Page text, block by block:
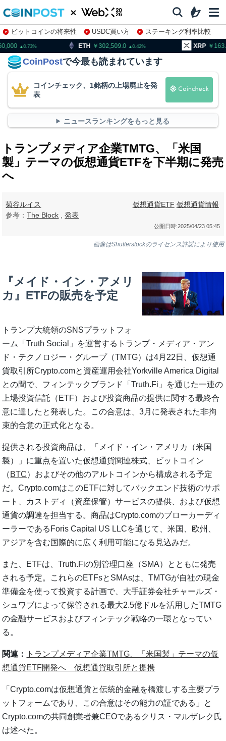
ビットコインの将来性 USDC買い方
ステーキング利率比較
株特集・関連銘柄
ETH 302,509.0 XRP 163.44
CoinPostで今最も読まれています
コインチェック、1銘柄の上場廃止を発
表
ニュースランキングをもっと見る
トランプメディア企業TMTG、「米国
製」テーマの仮想通貨ETFを下半期に発売
へ
菊谷ルイス
参考：The Block ,発表
仮想通貨ETF 仮想通貨情報
公開日時:2025/04/23 05:45
画像はShutterstockのライセンス許諾により使用
『メイド・イン・アメリ
カ』ETFの販売を予定
トランプ大統領のSNSプラットフォ
ーム「Truth Social」を運営するトランプ・メディア・アン
ド・テクノロジー・グループ（TMTG）は4月22日、仮想通
貨取引所Crypto.comと資産運用会社Yorkville America Digital
との間で、フィンテックブランド「Truth.Fi」を通じた一連の
上場投資信託（ETF）および投資商品の提供に関する最終合
意に達したと発表した。この合意は、3月に発表された非拘
束的合意の正式化となる。
提供される投資商品は、「メイド・イン・アメリカ（米国
製）」に重点を置いた仮想通貨関連株式、ビットコイン
（ BTC）およびその他のアルトコインから構成される予定
だ。Crypto.comはこのETFに対してバックエンド技術のサポ
ート、カストディ（資産保管）サービスの提供、および仮想
通貨の調達を担当する。商品はCrypto.comのブローカーディ
ーラーであるForis Capital US LLCを通じて、米国、欧州、
アジアを含む国際的に広く利用可能になる見込みだ。
また、ETFは、Truth.Fiの別管理口座（SMA）とともに発売
される予定。これらのETFsとSMAsは、TMTGが自社の現金
準備金を使って投資する計画で、大手証券会社チャールズ・
シュワブによって保管される最大2.5億ドルを活用したTMTG
の金融サービスおよびフィンテック戦略の一環となってい
る。
関連：
トランプメディア企業TMTG、「米国製」テーマの仮
想通貨ETF開発へ 仮想通貨取引所と提携
「Crypto.comは仮想通貨と伝統的金融を橋渡しする主要プラ
ットフォームであり、この合意はその能力の証である」と
Crypto.comの共同創業者兼CEOであるクリス・マルザレク氏
は述べた。